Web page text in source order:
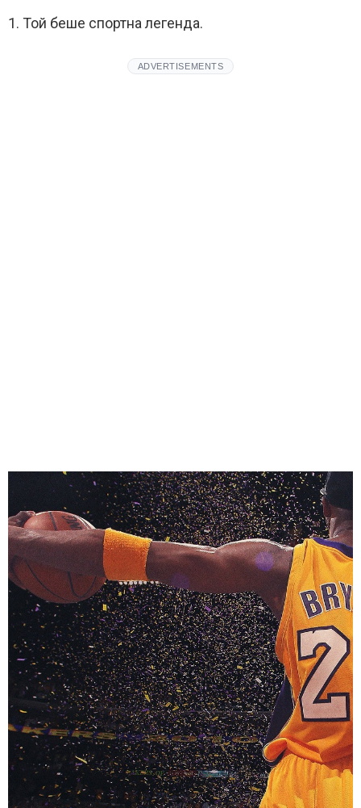
1. Той беше спортна легенда.
ADVERTISEMENTS